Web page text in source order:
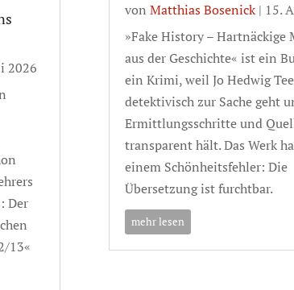
2026
Der
13«
von Matthias Bosenick| 15.
»Fake History – Hartnäckige
aus der Geschichte« ist ein
ein Krimi, weil Jo Hedwig
detektivisch zur Sache geht
Ermittlungsschritte und
transparent hält. Das Werk
einem Schönheitsfehler: Die
Übersetzung ist furchtbar.
mehr lesen